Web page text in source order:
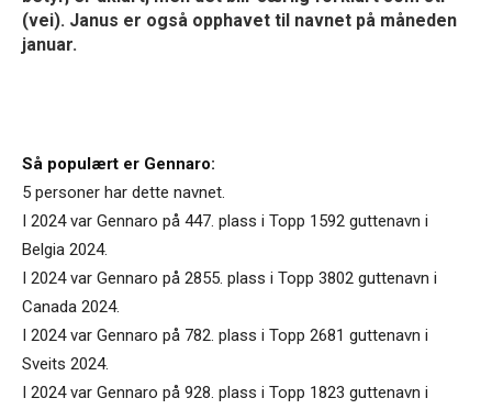
(vei). Janus er også opphavet til navnet på måneden
januar.
Så populært er Gennaro:
5 personer har dette navnet.
I 2024 var Gennaro på 447. plass i Topp 1592 guttenavn i
Belgia 2024.
I 2024 var Gennaro på 2855. plass i Topp 3802 guttenavn i
Canada 2024.
I 2024 var Gennaro på 782. plass i Topp 2681 guttenavn i
Sveits 2024.
I 2024 var Gennaro på 928. plass i Topp 1823 guttenavn i